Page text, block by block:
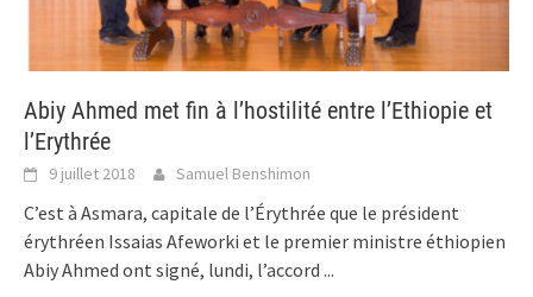
Abiy Ahmed met fin à l’hostilité entre l’Ethiopie et
l’Erythrée
9 juillet 2018 Samuel Benshimon
C’est à Asmara, capitale de l’Érythrée que le président
érythréen Issaias Afeworki et le premier ministre éthiopien
Abiy Ahmed ont signé, lundi, l’accord ...